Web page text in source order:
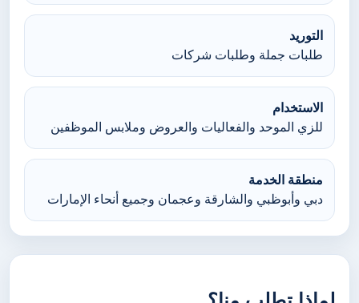
التوريد
طلبات جملة وطلبات شركات
الاستخدام
للزي الموحد والفعاليات والعروض وملابس الموظفين
منطقة الخدمة
دبي وأبوظبي والشارقة وعجمان وجميع أنحاء الإمارات